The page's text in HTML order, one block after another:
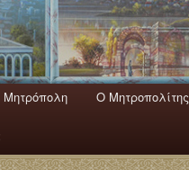
Mητρόπολη Ο Mητροπολίτης